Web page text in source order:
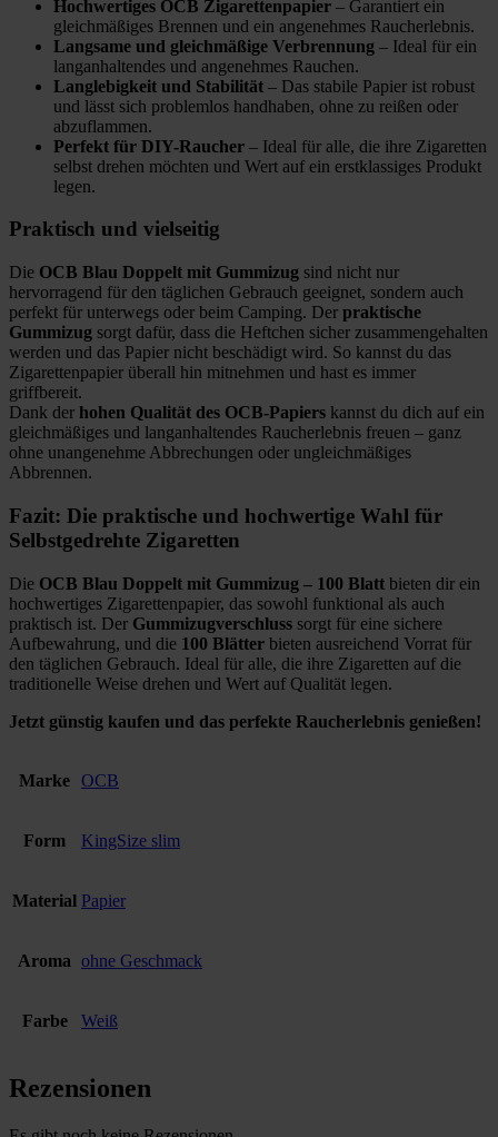
Hochwertiges OCB Zigarettenpapier – Garantiert ein
gleichmäßiges Brennen und ein angenehmes Raucherlebnis.
Langsame und gleichmäßige Verbrennung – Ideal für ein
langanhaltendes und angenehmes Rauchen.
Langlebigkeit und Stabilität – Das stabile Papier ist robust
und lässt sich problemlos handhaben, ohne zu reißen oder
abzuflammen.
Perfekt für DIY-Raucher – Ideal für alle, die ihre Zigaretten
selbst drehen möchten und Wert auf ein erstklassiges Produkt
legen.
Praktisch und vielseitig
Die OCB Blau Doppelt mit Gummizug sind nicht nur
hervorragend für den täglichen Gebrauch geeignet, sondern auch
perfekt für unterwegs oder beim Camping. Der praktische
Gummizug sorgt dafür, dass die Heftchen sicher zusammengehalten
werden und das Papier nicht beschädigt wird. So kannst du das
Zigarettenpapier überall hin mitnehmen und hast es immer
griffbereit.
Dank der hohen Qualität des OCB-Papiers kannst du dich auf ein
gleichmäßiges und langanhaltendes Raucherlebnis freuen – ganz
ohne unangenehme Abbrechungen oder ungleichmäßiges
Abbrennen.
Fazit: Die praktische und hochwertige Wahl für
Selbstgedrehte Zigaretten
Die OCB Blau Doppelt mit Gummizug – 100 Blatt bieten dir ein
hochwertiges Zigarettenpapier, das sowohl funktional als auch
praktisch ist. Der Gummizugverschluss sorgt für eine sichere
Aufbewahrung, und die 100 Blätter bieten ausreichend Vorrat für
den täglichen Gebrauch. Ideal für alle, die ihre Zigaretten auf die
traditionelle Weise drehen und Wert auf Qualität legen.
Jetzt günstig kaufen und das perfekte Raucherlebnis genießen!
Marke OCB
Form KingSize slim
Material Papier
Aroma ohne Geschmack
Farbe Weiß
Rezensionen